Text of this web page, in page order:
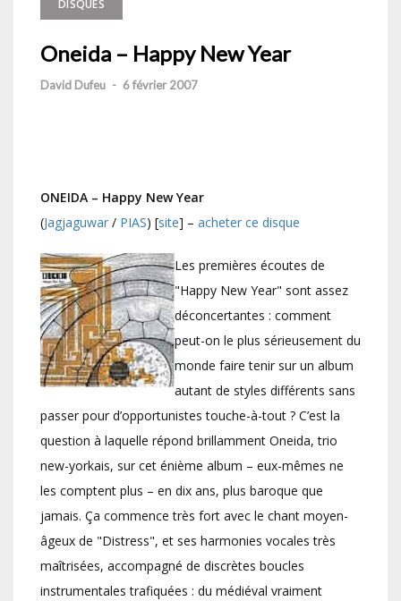
DISQUES
Oneida – Happy New Year
David Dufeu - 6 février 2007
ONEIDA – Happy New Year
(Jagjaguwar / PIAS) [site] – acheter ce disque
Les premières écoutes de
"Happy New Year" sont assez
déconcertantes : comment
peut-on le plus sérieusement du
monde faire tenir sur un album
autant de styles différents sans
passer pour d’opportunistes touche-à-tout ? C’est la
question à laquelle répond brillamment Oneida, trio
new-yorkais, sur cet énième album – eux-mêmes ne
les comptent plus – en dix ans, plus baroque que
jamais. Ça commence très fort avec le chant moyen-
âgeux de "Distress", et ses harmonies vocales très
maîtrisées, accompagné de discrètes boucles
instrumentales trafiquées : du médiéval vraiment